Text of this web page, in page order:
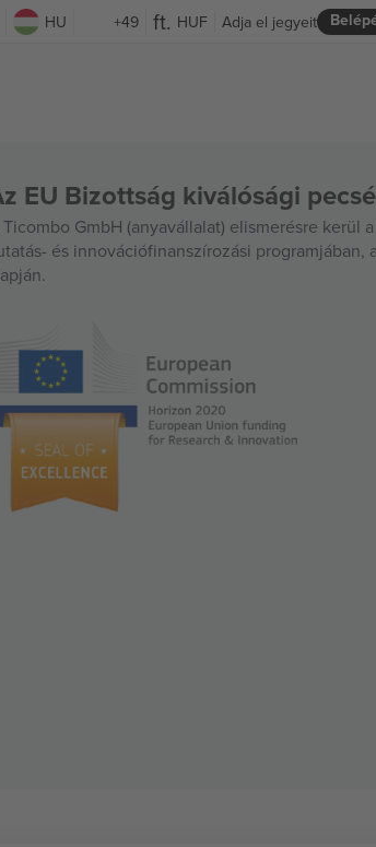
HU +49 HUF Adja el jegyeit
EU Bizottság kiválósági
GmbH (anyavállalat) elismerésre kerül
és innovációfinanszírozási programjában,